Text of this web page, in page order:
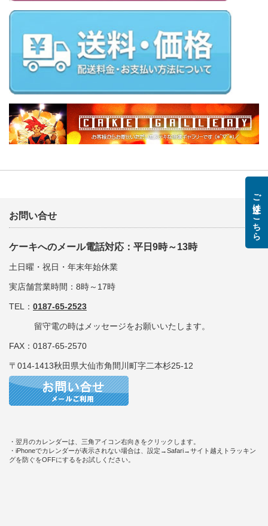
お問い合せ
ケーキへのメール電話対応：平日9時～13時
土日曜・祝日・年末年始休業
実店舗営業時間：8時～17時
TEL： 0187-65-2523
留守電の時はメッセージをお願いいたします。
FAX：0187-65-2570
〒014-1413秋田県大仙市角間川町字二本杉25-12
・翌月のカレンダーは、三角アイコン右向きをクリックします。
・iPhoneでカレンダーが表示されない場合は、設定→Safari→サイト越えトラッキン
グを防ぐをOFFにするをお試しください。
ご注文はこちら